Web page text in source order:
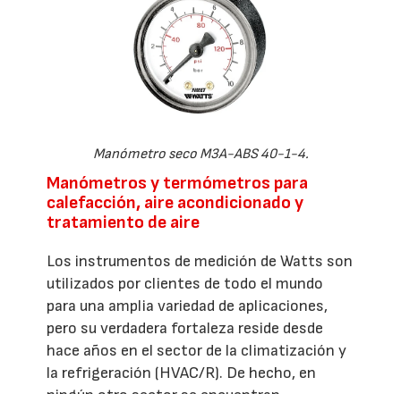
Manómetro seco M3A-ABS 40-1-4.
Manómetros y termómetros para
calefacción, aire acondicionado y
tratamiento de aire
Los instrumentos de medición de Watts son
utilizados por clientes de todo el mundo
para una amplia variedad de aplicaciones,
pero su verdadera fortaleza reside desde
hace años en el sector de la climatización y
la refrigeración (HVAC/R). De hecho, en